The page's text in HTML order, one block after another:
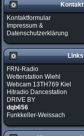
Kontakt
Kontaktformular
Impressum &
Datenschutzerklärung
Links
FRN-Radio
Wetterstation Wiehl
Webcam 13TH769 Kiel
Hitradio Dancestation
DRIVE BY
dqb656
Funkkeller-Weissach